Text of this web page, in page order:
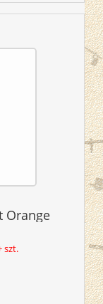
Orange
szt.